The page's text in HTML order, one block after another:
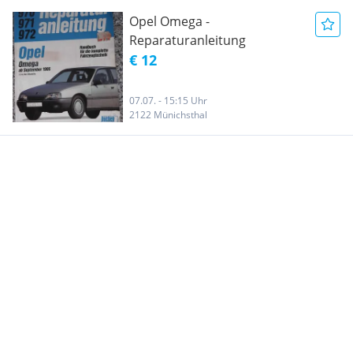
Opel Omega -
Reparaturanleitung
€ 12
07.07. - 15:15 Uhr
2122 Münichsthal